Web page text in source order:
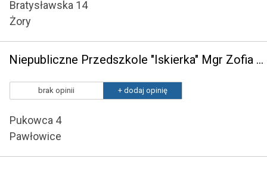
Bratysławska 14
Żory
Niepubliczne Przedszkole "Iskierka" Mgr Zofia Ruben
brak opinii + dodaj opinię
Pukowca 4
Pawłowice